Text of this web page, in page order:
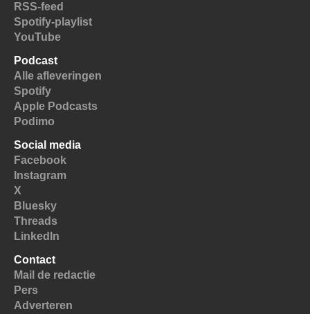
RSS-feed
Spotify-playlist
YouTube
Podcast
Alle afleveringen
Spotify
Apple Podcasts
Podimo
Social media
Facebook
Instagram
X
Bluesky
Threads
LinkedIn
Contact
Mail de redactie
Pers
Adverteren